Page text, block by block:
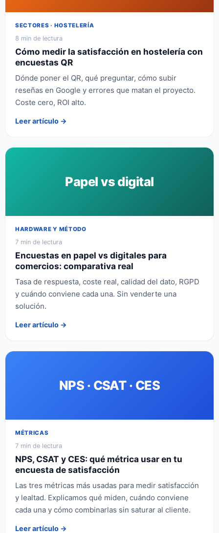
SECTORES · HOSTELERÍA
8 min de lectura
Cómo medir la satisfacción en hostelería con
encuestas QR
Dónde poner el QR, qué preguntar, cómo subir
reseñas en Google y errores que matan el proyecto.
Coste cero, ROI alto.
Leer artículo →
Papel vs digital
HARDWARE Y MÉTODO
7 min de lectura
Encuestas en papel vs digitales para
comercios: comparativa real
Tasa de respuesta, coste real, calidad del dato, RGPD
y cuándo conviene cada una. Sin venderte una
solución.
Leer artículo →
NPS · CSAT · CES
MÉTRICAS
7 min de lectura
NPS, CSAT y CES: qué métrica usar en tu
encuesta de satisfacción
Las tres métricas más usadas para medir satisfacción
y lealtad. Explicamos qué miden, cuándo conviene
cada una y cómo combinarlas sin saturar al cliente.
Leer artículo →